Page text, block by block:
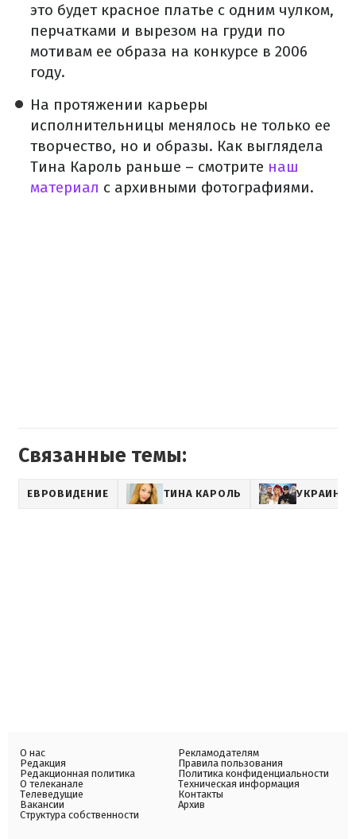
это будет красное платье с одним чулком,
перчатками и вырезом на груди по
мотивам ее образа на конкурсе в 2006
году.
На протяжении карьеры
исполнительницы менялось не только ее
творчество, но и образы. Как выглядела
Тина Кароль раньше – смотрите наш
материал с архивными фотографиями.
Связанные темы:
ЕВРОВИДЕНИЕ ТИНА КАРОЛЬ
О нас
Редакция
Редакционная политика
О телеканале
Телеведущие
Вакансии
Структура собственности
Рекламодателям
Правила пользования
Политика конфиденциальности
Техническая информация
Контакты
Архив